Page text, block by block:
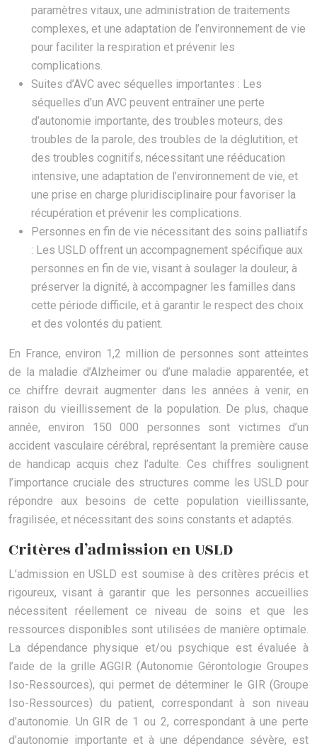
paramètres vitaux, une administration de traitements
complexes, et une adaptation de l’environnement de vie
pour faciliter la respiration et prévenir les
complications.
Suites d’AVC avec séquelles importantes : Les
séquelles d’un AVC peuvent entraîner une perte
d’autonomie importante, des troubles moteurs, des
troubles de la parole, des troubles de la déglutition, et
des troubles cognitifs, nécessitant une rééducation
intensive, une adaptation de l’environnement de vie, et
une prise en charge pluridisciplinaire pour favoriser la
récupération et prévenir les complications.
Personnes en fin de vie nécessitant des soins palliatifs
: Les USLD offrent un accompagnement spécifique aux
personnes en fin de vie, visant à soulager la douleur, à
préserver la dignité, à accompagner les familles dans
cette période difficile, et à garantir le respect des choix
et des volontés du patient.
En France, environ 1,2 million de personnes sont atteintes
de la maladie d’Alzheimer ou d’une maladie apparentée, et
ce chiffre devrait augmenter dans les années à venir, en
raison du vieillissement de la population. De plus, chaque
année, environ 150 000 personnes sont victimes d’un
accident vasculaire cérébral, représentant la première cause
de handicap acquis chez l’adulte. Ces chiffres soulignent
l’importance cruciale des structures comme les USLD pour
répondre aux besoins de cette population vieillissante,
fragilisée, et nécessitant des soins constants et adaptés.
Critères d’admission en USLD
L’admission en USLD est soumise à des critères précis et
rigoureux, visant à garantir que les personnes accueillies
nécessitent réellement ce niveau de soins et que les
ressources disponibles sont utilisées de manière optimale.
La dépendance physique et/ou psychique est évaluée à
l’aide de la grille AGGIR (Autonomie Gérontologie Groupes
Iso-Ressources), qui permet de déterminer le GIR (Groupe
Iso-Ressources) du patient, correspondant à son niveau
d’autonomie. Un GIR de 1 ou 2, correspondant à une perte
d’autonomie importante et à une dépendance sévère, est